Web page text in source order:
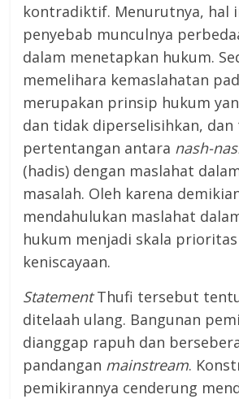
kontradiktif. Menurutnya, hal
penyebab munculnya
dalam menetapkan hukum.
memelihara kemaslahatan
merupakan prinsip hukum
dan tidak diperselisihkan,
pertentangan antara nash-
(hadis) dengan maslahat
masalah. Oleh karena
mendahulukan maslahat
hukum menjadi skala
keniscayaan.
StatementThufi tersebut
ditelaah ulang. Bangunan
dianggap rapuh dan
pandangan mainstream.
pemikirannya cenderung